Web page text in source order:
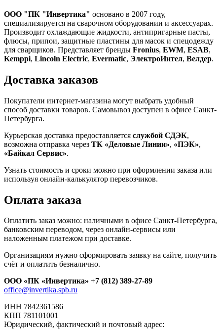
ООО "ПК "Инвертика" основано в 2007 году,
специализируется на сварочном оборудовании и аксессуарах.
Производит охлаждающие жидкости, антипригарные пасты,
флюсы, припои, защитные пластины для масок и спецодежду
для сварщиков. Представляет бренды Fronius, EWM, ESAB,
Kemppi, Lincoln Electric, Evermatic, ЭлектроИнтел, Велдер.
Доставка заказов
Покупатели интернет-магазина могут выбрать удобный
способ доставки товаров. Самовывоз доступен в офисе Санкт-
Петербурга.
Курьерская доставка предоставляется службой СДЭК,
возможна отправка через ТК «Деловые Линии», «ПЭК»,
«Байкал Сервис».
Узнать стоимость и сроки можно при оформлении заказа или
используя онлайн-калькулятор перевозчиков.
Оплата заказа
Оплатить заказ можно: наличными в офисе Санкт-Петербурга,
банковским переводом, через онлайн-сервисы или
наложенным платежом при доставке.
Организациям нужно сформировать заявку на сайте, получить
счёт и оплатить безналично.
ООО «ПК «Инвертика» +7 (812) 389-27-89
office@invertika.spb.ru
ИНН 7842361586
КПП 781101001
Юридический, фактический и почтовый адрес: